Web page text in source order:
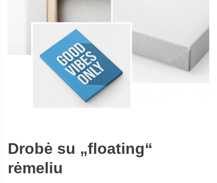
Drobė su „floating“
rėmeliu